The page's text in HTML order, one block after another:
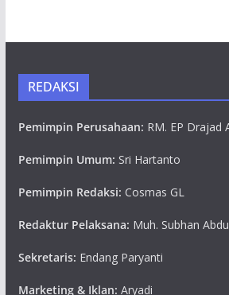
REDAKSI
Pemimpin Perusahaan: RM. EP Drajad
Pemimpin Umum: Sri Hartanto
Pemimpin Redaksi: Cosmas GL
Redaktur Pelaksana: Muh. Subhan
Sekretaris: Endang Paryanti
Marketing & Iklan: Aryadi